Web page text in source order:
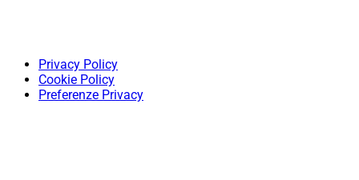
Privacy Policy
Cookie Policy
Preferenze Privacy